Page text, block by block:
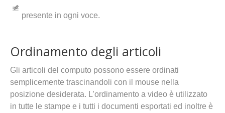
presente in ogni voce.
Ordinamento degli articoli
Gli articoli del computo possono essere ordinati
semplicemente trascinandoli con il mouse nella
posizione desiderata. L’ordinamento a video è utilizzato
in tutte le stampe e i tutti i documenti esportati ed inoltre è